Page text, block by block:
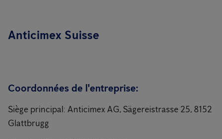
Anticimex Suisse
Coordonnées de l'entreprise:
Siège principal: Anticimex AG, Sägereistrasse 25, 8152
Glattbrugg